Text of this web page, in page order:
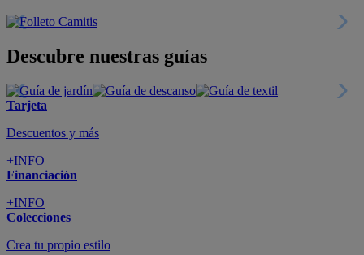
Descubre nuestras guías
Tarjeta
Descuentos y más
+INFO
Financiación
+INFO
Colecciones
Crea tu propio estilo